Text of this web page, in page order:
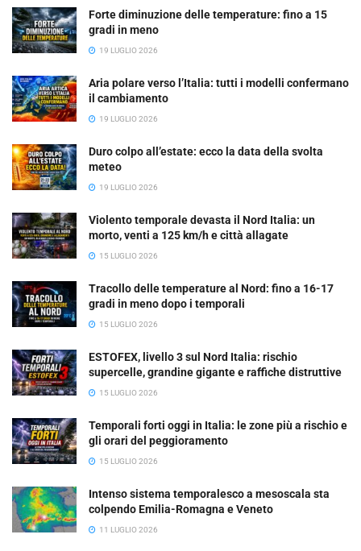
Forte diminuzione delle temperature: fino a 15
gradi in meno
19 LUGLIO 2026
Aria polare verso l’Italia: tutti i modelli confermano
il cambiamento
19 LUGLIO 2026
Duro colpo all’estate: ecco la data della svolta
meteo
19 LUGLIO 2026
Violento temporale devasta il Nord Italia: un
morto, venti a 125 km/h e città allagate
15 LUGLIO 2026
Tracollo delle temperature al Nord: fino a 16-17
gradi in meno dopo i temporali
15 LUGLIO 2026
ESTOFEX, livello 3 sul Nord Italia: rischio
supercelle, grandine gigante e raffiche distruttive
15 LUGLIO 2026
Temporali forti oggi in Italia: le zone più a rischio e
gli orari del peggioramento
15 LUGLIO 2026
Intenso sistema temporalesco a mesoscala sta
colpendo Emilia-Romagna e Veneto
11 LUGLIO 2026